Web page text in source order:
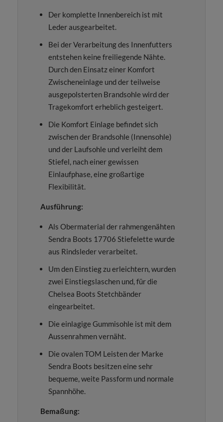
Der komplette Innenbereich ist mit
Leder ausgearbeitet.
Bei der Verarbeitung des Innenfutters
entstehen keine freiliegende Nähte.
Durch den Einsatz einer Komfort
Zwischeneinlage und der teilweise
ausgepolsterten Brandsohle wird der
Tragekomfort erheblich gesteigert.
Die Komfort Einlage befindet sich
zwischen der Brandsohle (Innensohle)
und der Laufsohle und verleiht dem
Stiefel, nach einer gewissen
Einlaufphase, eine großartige
Flexibilität.
Ausführung:
Als Obermaterial der rahmengenähten
Sendra Boots 17706 Stiefelette wurde
aus Rindsleder verarbeitet.
Um den Einstieg zu erleichtern, wurden
zwei Einstiegslaschen und, für die
Chelsea Boots Stetchbänder
eingearbeitet.
Die einlagige Gummisohle ist mit dem
Aussenrahmen vernäht.
Die ovalen TOM Leisten der Marke
Sendra Boots besitzen eine sehr
bequeme, weite Passform und normale
Spannhöhe.
Bemaßung: